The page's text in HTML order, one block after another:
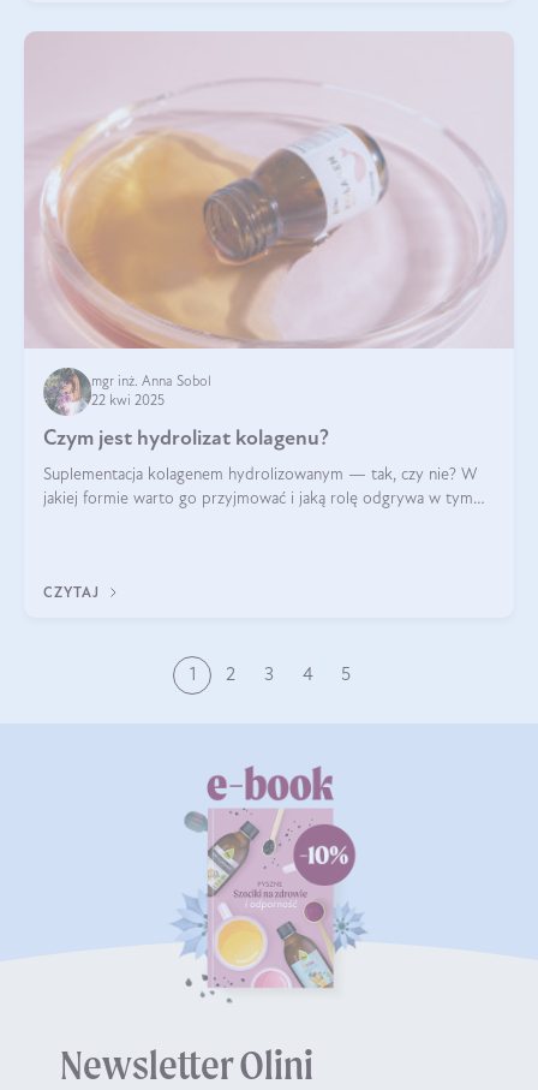
mgr inż. Anna Sobol
22 kwi 2025
Czym jest hydrolizat kolagenu?
Suplementacja kolagenem hydrolizowanym — tak, czy nie? W
jakiej formie warto go przyjmować i jaką rolę odgrywa w tym
CZYTAJ
1 2 3 4 5
Newsletter Olini